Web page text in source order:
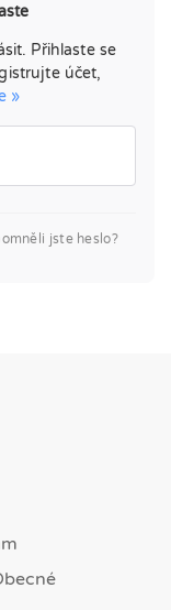
Přihlaste se
účet,
»
jste heslo?